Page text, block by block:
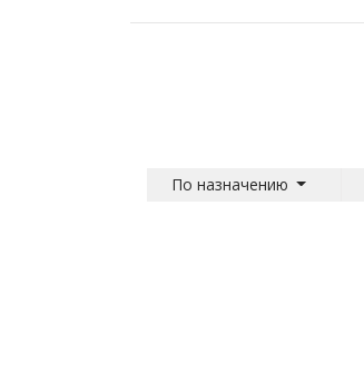
По назначению